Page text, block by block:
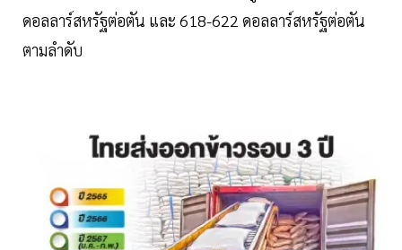
ดอลลาร์สหรัฐต่อตัน และ 618-622 ดอลลาร์สหรัฐต่อตัน
ตามลำดับ